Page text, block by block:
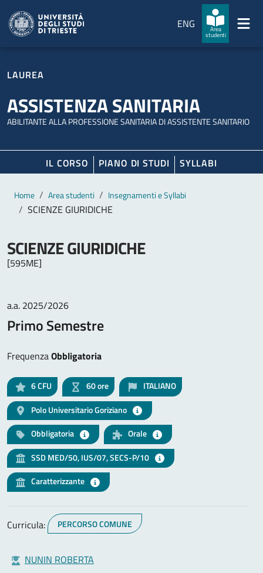
ENG
Area
studenti
LAUREA
ASSISTENZA SANITARIA
ABILITANTE ALLA PROFESSIONE SANITARIA DI ASSISTENTE SANITARIO
IL CORSO PIANO DI STUDI SYLLABI
Contenuto principale
Breadcrumb
Home Area studenti Insegnamenti e Syllabi
SCIENZE GIURIDICHE
SCIENZE GIURIDICHE
[595ME]
a.a. 2025/2026
Primo Semestre
FrequenzaObbligatoria
6CFU 60 ore
ITALIANO
Polo Universitario Goriziano
Obbligatoria
Orale
SSD MED/50, IUS/07, SECS-P/10
Caratterizzante
Curricula: PERCORSO COMUNE
NUNIN ROBERTA